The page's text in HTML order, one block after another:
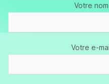
Votre
Votre e-